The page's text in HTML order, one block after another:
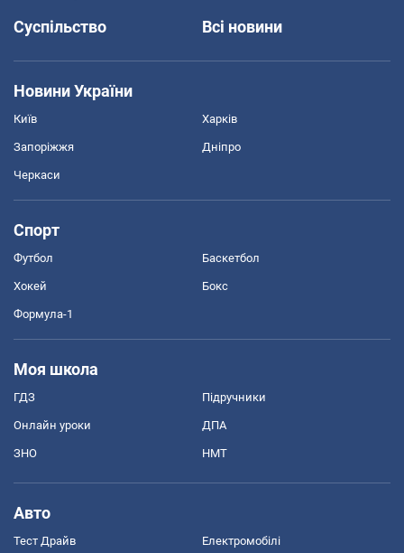
Суспільство
Всі новини
Новини України
Київ Харків
Запоріжжя Дніпро
Черкаси
Спорт
Футбол Баскетбол
Хокей Бокс
Формула-1
Моя школа
ГДЗ Підручники
Онлайн уроки ДПА
ЗНО НМТ
Авто
Тест Драйв Електромобілі